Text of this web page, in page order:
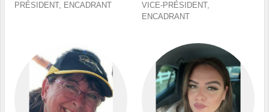
PRÉSIDENT, ENCADRANT
VICE-PRÉSIDENT,
ENCADRANT